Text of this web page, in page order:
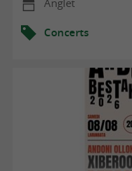
Anglet
Concerts